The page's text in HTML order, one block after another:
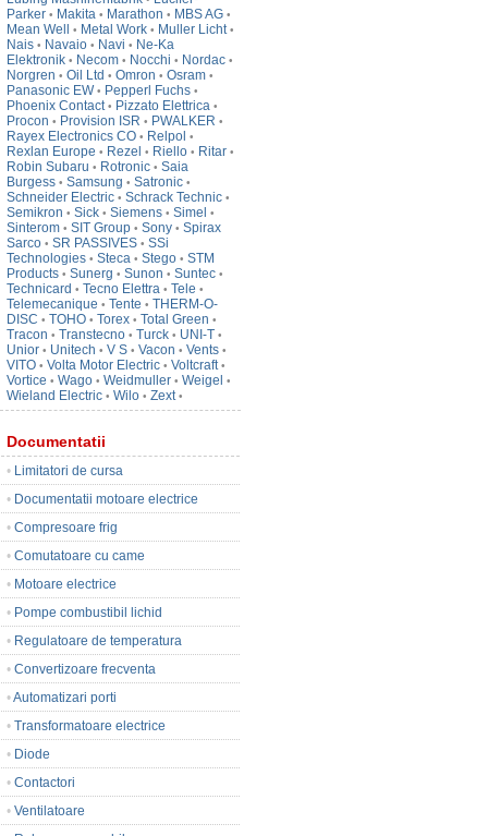
Parker • Makita • Marathon • MBS AG •
Mean Well • Metal Work • Muller Licht •
Nais • Navaio • Navi • Ne-Ka
Elektronik • Necom • Nocchi • Nordac •
Norgren • Oil Ltd • Omron • Osram •
Panasonic EW • Pepperl Fuchs •
Phoenix Contact • Pizzato Elettrica •
Procon • Provision ISR • PWALKER •
Rayex Electronics CO • Relpol •
Rexlan Europe • Rezel • Riello • Ritar •
Robin Subaru • Rotronic • Saia
Burgess • Samsung • Satronic •
Schneider Electric • Schrack Technic •
Semikron • Sick • Siemens • Simel •
Sinterom • SIT Group • Sony • Spirax
Sarco • SR PASSIVES • SSi
Technologies • Steca • Stego • STM
Products • Sunerg • Sunon • Suntec •
Technicard • Tecno Elettra • Tele •
Telemecanique • Tente • THERM-O-
DISC • TOHO • Torex • Total Green •
Tracon • Transtecno • Turck • UNI-T •
Unior • Unitech • V S • Vacon • Vents •
VITO • Volta Motor Electric • Voltcraft •
Vortice • Wago • Weidmuller • Weigel •
Wieland Electric • Wilo • Zext •
Documentatii
• Limitatori de cursa
• Documentatii motoare electrice
• Compresoare frig
• Comutatoare cu came
• Motoare electrice
• Pompe combustibil lichid
• Regulatoare de temperatura
• Convertizoare frecventa
•Automatizari porti
• Transformatoare electrice
• Diode
• Contactori
• Ventilatoare